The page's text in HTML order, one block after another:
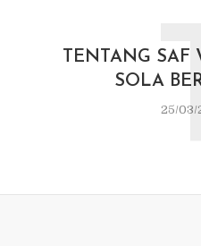
TENTANG
SOLA
25/03/